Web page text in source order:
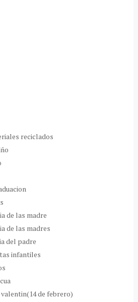
reciclados
de las madre
de las madres
del padre
infantiles
de febrero)